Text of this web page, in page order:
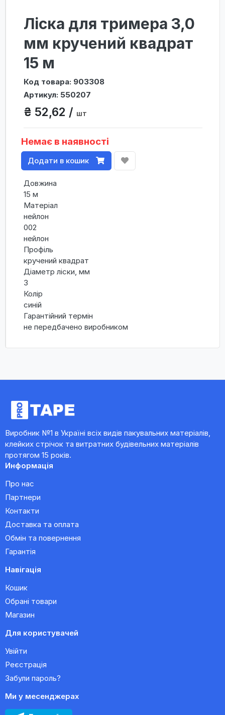
Лiска для тримера 3,0
мм кручений квадрат
15 м
Код товара: 903308
Артикул: 550207
₴ 52,62 / шт
Немає в наявності
Додати в кошик
Довжина
15 м
Матеріал
нейлон
002
нейлон
Профіль
кручений квадрат
Діаметр ліски, мм
3
Колір
синій
Гарантійний термін
не передбачено виробником
Виробник №1 в Україні всіх видів пакувальних матеріалів,
клейких стрічок та витратних будівельних матеріалів
протягом 15 років.
Информація
Про нас
Партнери
Контакти
Доставка та оплата
Обмін та повернення
Гарантія
Навігація
Кошик
Обрані товари
Магазин
Для користувачей
Увійти
Реєстрація
Забули пароль?
Ми у месенджерах